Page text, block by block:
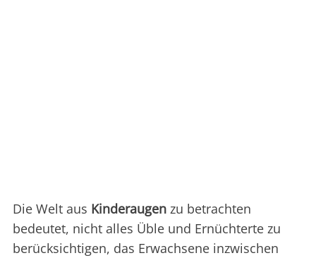
Die Welt aus Kinderaugen zu betrachten
bedeutet, nicht alles Üble und Ernüchterte zu
berücksichtigen, das Erwachsene inzwischen